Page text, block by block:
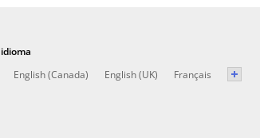
English (Canada) English (UK) Français